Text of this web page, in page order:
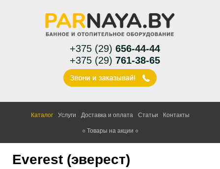
+375 (29) 656-44-44
+375 (29) 761-38-65
Каталог Услуги Доставка и оплата Статьи Контакты
○ Товары на акции ○
Everest (эверест)